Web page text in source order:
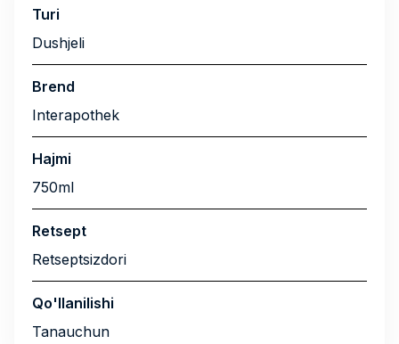
Turi
Dushjeli
Brend
Interapothek
Hajmi
750ml
Retsept
Retseptsizdori
Qo'llanilishi
Tanauchun